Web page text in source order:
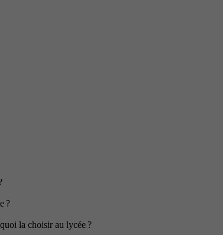
?
la choisir au lycée ?